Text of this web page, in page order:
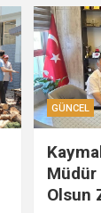
GÜNCEL
Müdür
Olsun